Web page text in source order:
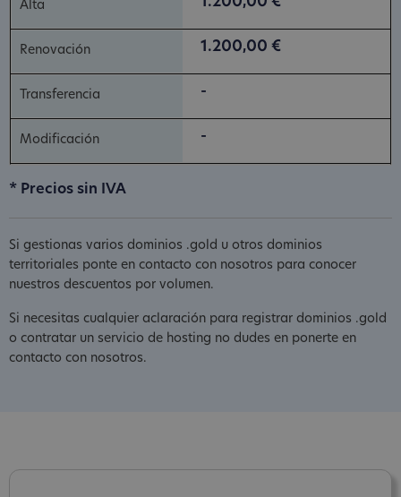
1.200,00 €
-
-
* Precios sin IVA
Si gestionas varios dominios .gold u otros dominios
territoriales ponte en contacto con nosotros para conocer
nuestros descuentos por volumen.
Si necesitas cualquier aclaración para registrar dominios .gold
o contratar un servicio de hosting no dudes en ponerte en
contacto con nosotros.